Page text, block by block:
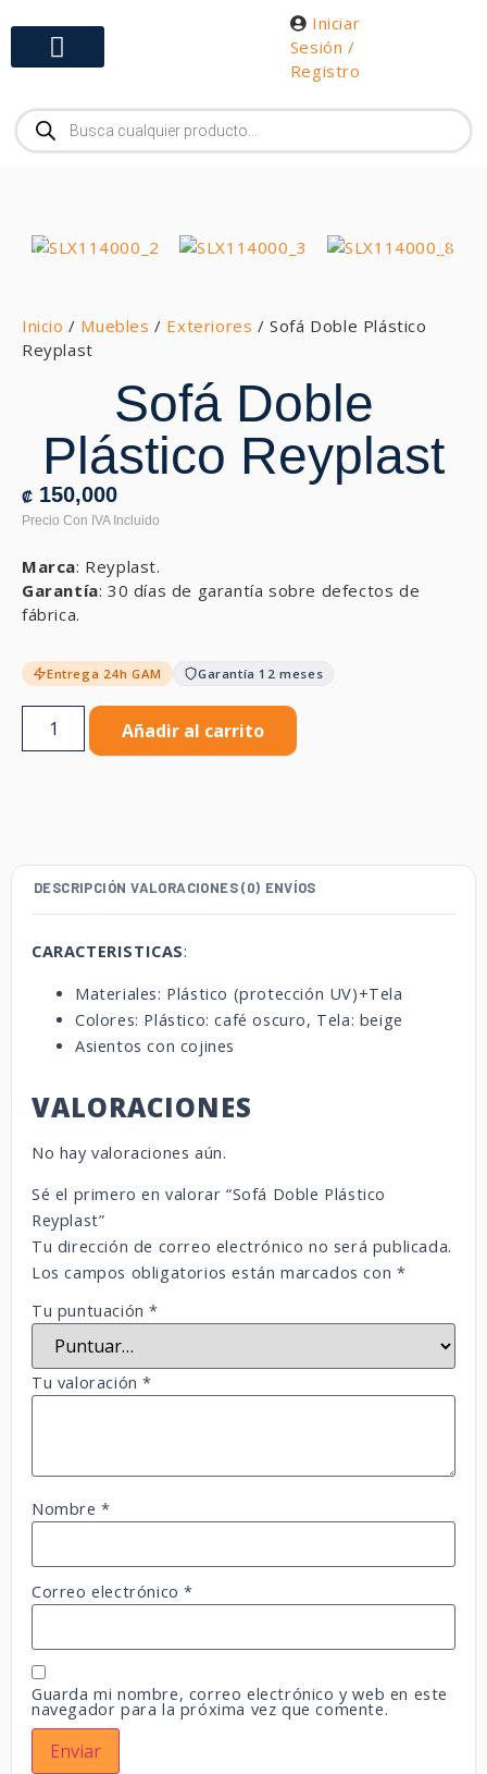
Iniciar
Sesión /
Registro
Inicio / Muebles / Exteriores / Sofá Doble Plástico
Reyplast
Sofá Doble
Plástico Reyplast
₡ 150,000
Marca: Reyplast.
Garantía: 30 días de garantía sobre defectos de
fábrica.
Entrega 24h GAM Garantía 12 meses
Añadir al carrito
DESCRIPCIÓN VALORACIONES (0) ENVÍOS
CARACTERISTICAS:
Materiales: Plástico (protección UV)+Tela
Colores: Plástico: café oscuro, Tela: beige
Asientos con cojines
VALORACIONES
No hay valoraciones aún.
Sé el primero en valorar “Sofá Doble Plástico
Reyplast”
Tu dirección de correo electrónico no será publicada.
Los campos obligatorios están marcados con *
Tu puntuación*
Tu valoración*
Nombre*
Correo electrónico*
Guarda mi nombre, correo electrónico y web en este
navegador para la próxima vez que comente.